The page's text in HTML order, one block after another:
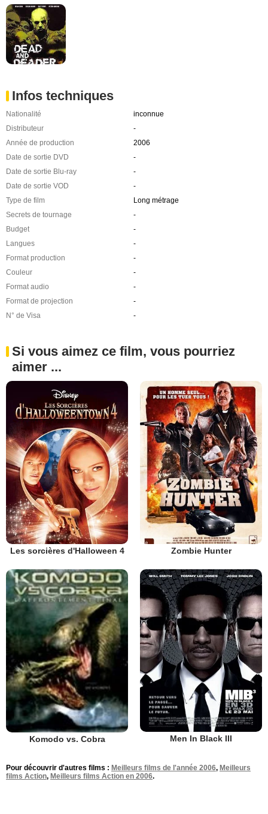
Infos techniques
Nationalité
inconnue
Distributeur
-
Année de production
2006
Date de sortie DVD
-
Date de sortie Blu-ray
-
Date de sortie VOD
-
Type de film
Long métrage
Secrets de tournage
-
Budget
-
Langues
-
Format production
-
Couleur
-
Format audio
-
Format de projection
-
N° de Visa
-
Si vous aimez ce film, vous pourriez
aimer ...
Les sorcières d'Halloween 4 Zombie Hunter
Komodo vs. Cobra Men In Black III
Pour découvrir d'autres films : Meilleurs films de l'année 2006, Meilleurs
films Action, Meilleurs films Action en 2006.